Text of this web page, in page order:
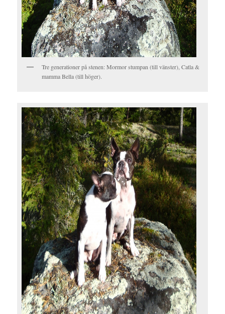
Tre generationer på stenen: Mormor stumpan (till vänster), Catla &
mamma Bella (till höger).